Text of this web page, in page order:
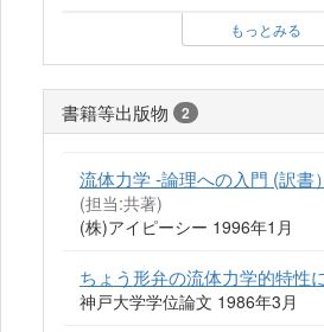
もっとみる
書籍等出版物 2
流体力学 -論理への入門 (訳書）
(担当:共著)
(株)アイピーシー 1996年1月
ちょう形弁の流体力学的特性
神戸大学学位論文 1986年3月